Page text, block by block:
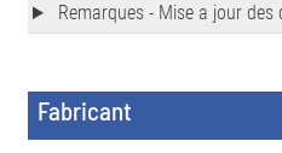
Remarques - Mise a jour des
Fabricant